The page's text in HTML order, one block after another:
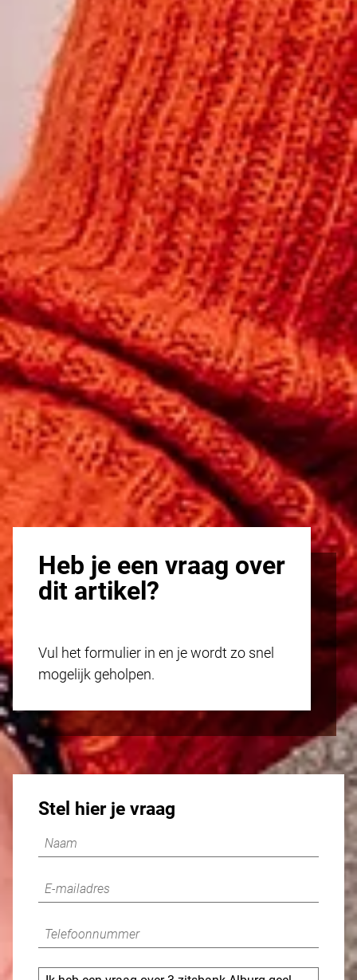
Heb je een vraag over
dit artikel?
Vul het formulier in en je wordt zo snel
mogelijk geholpen.
Stel hier je vraag